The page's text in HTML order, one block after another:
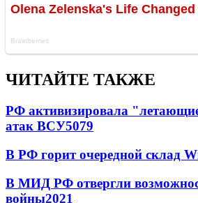
ЧИТАЙТЕ ТАКЖЕ
РФ активизировала
атак ВСУ5079
В РФ горит очередной склад
В МИД РФ отвергли
войны2021